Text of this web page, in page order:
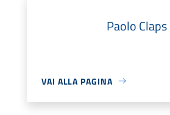
Paolo Claps
VAI ALLA PAGINA